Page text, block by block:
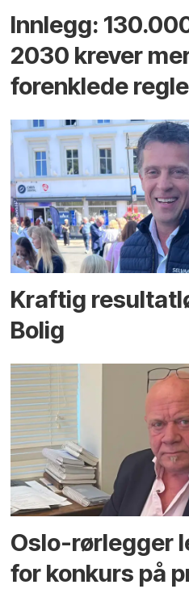
Innlegg:
2030 krever
forenklede
Kraftig
Bolig
Oslo-rørlegger
for konkurs på